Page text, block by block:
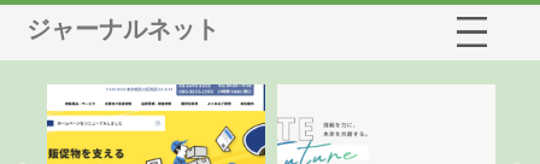
ジャーナルネット